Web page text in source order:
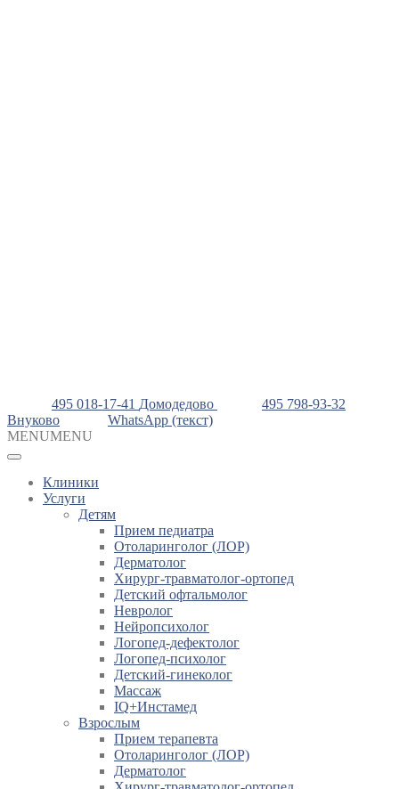
495 018-17-41 Домодедово
495 798-93-32
Внуково
WhatsApp (текст)
MENUMENU
Клиники
Услуги
Детям
Прием педиатра
Отоларинголог (ЛОР)
Дерматолог
Хирург-травматолог-ортопед
Детский офтальмолог
Невролог
Нейропсихолог
Логопед-дефектолог
Логопед-психолог
Детский-гинеколог
Массаж
IQ+Инстамед
Взрослым
Прием терапевта
Отоларинголог (ЛОР)
Дерматолог